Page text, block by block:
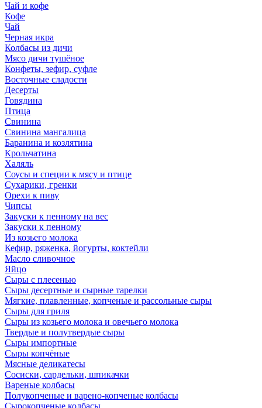
Чай и кофе
Кофе
Чай
Черная икра
Колбасы из дичи
Мясо дичи тушёное
Конфеты, зефир, суфле
Восточные сладости
Десерты
Говядина
Птица
Свинина
Свинина мангалица
Баранина и козлятина
Крольчатина
Халяль
Соусы и специи к мясу и птице
Сухарики, гренки
Орехи к пиву
Чипсы
Закуски к пенному на вес
Закуски к пенному
Из козьего молока
Кефир, ряженка, йогурты, коктейли
Масло сливочное
Яйцо
Сыры с плесенью
Сыры десертные и сырные тарелки
Мягкие, плавленные, копченые и рассольные сыры
Сыры для гриля
Сыры из козьего молока и овечьего молока
Твердые и полутвердые сыры
Сыры импортные
Сыры копчёные
Мясные деликатесы
Сосиски, сардельки, шпикачки
Вареные колбасы
Полукопченые и варено-копченые колбасы
Сырокопченые колбасы